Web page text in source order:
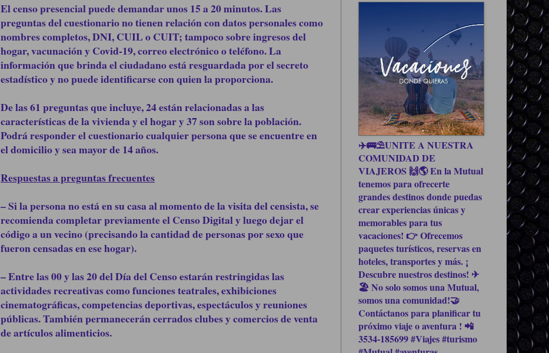
El censo presencial puede demandar unos 15 a 20 minutos. Las
preguntas del cuestionario no tienen relación con datos personales como
nombres completos, DNI, CUIL o CUIT; tampoco sobre ingresos del
hogar, vacunación y Covid-19, correo electrónico o teléfono. La
información que brinda el ciudadano está resguardada por el secreto
estadístico y no puede identificarse con quien la proporciona.
De las 61 preguntas que incluye, 24 están relacionadas a las
características de la vivienda y el hogar y 37 son sobre la población.
Podrá responder el cuestionario cualquier persona que se encuentre en
el domicilio y sea mayor de 14 años.
Respuestas a preguntas frecuentes
– Si la persona no está en su casa al momento de la visita del censista, se
recomienda completar previamente el Censo Digital y luego dejar el
código a un vecino (precisando la cantidad de personas por sexo que
fueron censadas en ese hogar).
– Entre las 00 y las 20 del Día del Censo estarán restringidas las
actividades recreativas como funciones teatrales, exhibiciones
cinematográficas, competencias deportivas, espectáculos y reuniones
públicas. También permanecerán cerrados clubes y comercios de venta
de artículos alimenticios.
✈️🚌⛱UNITE A NUESTRA
COMUNIDAD DE
VIAJEROS 🙌🌎 En la Mutual
tenemos para ofrecerte
grandes destinos donde puedas
crear experiencias únicas y
memorables para tus
vacaciones! 👉 Ofrecemos
paquetes turísticos, reservas en
hoteles, transportes y más. ¡
Descubre nuestros destinos! ✈
🏖 No solo somos una Mutual,
somos una comunidad!🤝
Contáctanos para planificar tu
próximo viaje o aventura ! 📲
3534-185699 #Viajes #turismo